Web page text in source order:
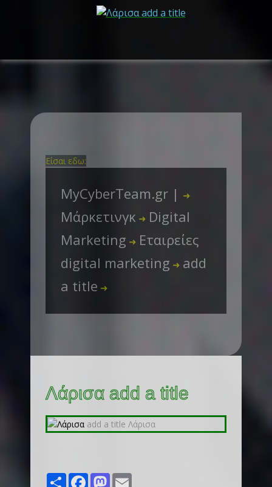
Είσαι εδω:
MyCyberTeam.gr | ➜
Μάρκετινγκ ➜ Digital
Marketing ➜ Εταιρείες
digital marketing ➜ add
a title ➜
Λάρισα add a title
Share FacebookMastodon